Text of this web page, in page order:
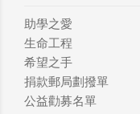
助學之愛
生命工程
希望之手
捐款郵局劃撥單
公益勸募名單